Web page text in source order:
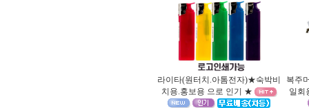
라이타(원터치.아톰전자)★숙박비
치용.홍보용 으로 인기 ★
복주
일회